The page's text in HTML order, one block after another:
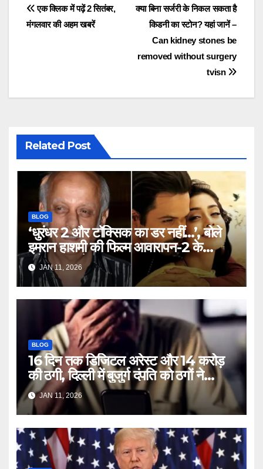
Post
क्या बिना सर्जरी के निकल सकता है
किडनी का स्टोन? यहां जानें –
Can kidney stones be
removed without surgery
tvisn
एक क्लिक में पढ़ें 2 सितंबर,
मंगलवार की अहम खबरें
Related Post
BLOG
‘धुरंधर 2 और टॉक्सिक का डर नहीं…’, बोले
इमरान हाशमी की फिल्म आवारापन-2 के
प्रोड्यूसर मुकेश भट्ट – Mukesh
Bhatt on Emraan Hashmi
Awarapan 2 delay release
date tmovg
JAN 11, 2026
BLOG
16 दिन तक डिजिटल अरेस्ट और 14 करोड़
की ठगी, दिल्ली में बुजुर्ग दंपति को ठगों ने
लगाया चूना – Delhi Cyber Fraud
elderly couple digital arrest
duped crores ntc rttm
JAN 11, 2026